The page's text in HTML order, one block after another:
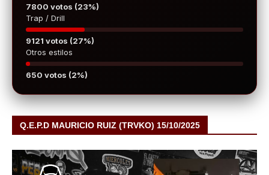
7800 votos (23%)
Trap / Drill
9121 votos (27%)
Otros estilos
650 votos (2%)
Q.E.P.D MAURICIO RUIZ (TRVKO) 15/10/2025